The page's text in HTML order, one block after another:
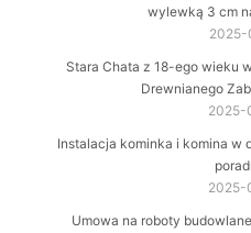
wylewką 3 cm
2025-
Stara Chata z 18-ego wieku
Drewnianego
2025-
Instalacja kominka i komina w
2025-
Umowa na roboty